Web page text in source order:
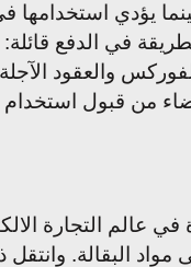
يؤدي استخدامها
في الدفع
والعقود
من قبول استخدام
في عالم التجارة
البقالة.